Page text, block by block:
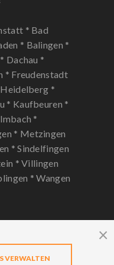
* Bad
* Balingen *
Dachau *
* Freudenstadt
Heidelberg *
* Kaufbeuren *
*
* Metzingen
*Sindelfingen
*Villingen
*Wangen
VERWALTEN